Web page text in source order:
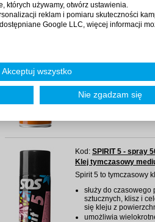
Kod:SPIRIT 29 - spray
Smar na bazie miedzi
SPIRIT 29 to smar z
wykorzystywany do
zawiasów w
odporny na
zapewnia dobrą
odporny na
zapobiega zużyciu i
Kod: SPIRIT 5 - spray
Klej tymczasowy
Spirit 5 to tymczasowy
służy do
sztucznych, klisz i
się kleju z
umożliwia
których używamy, otwórz ustawienia.
reklam i pomiaru skuteczności
Google LLC, więcej informacji
Akceptuj wszystko
Nie zgadzam się